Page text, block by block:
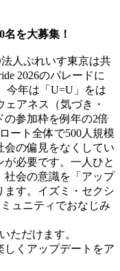
を大募集！
人ぷれいす東京は共
2026のパレードに
今年は「U=U」をは
アネス（気づき・
参加枠を例年の2倍
ート全体で500人規模
会の偏見をなくしてい
が必要です。一人ひと
社会の意識を「アップ
ます。イズミ・セクシ
ュニティでおなじみ
ただけます。
しくアップデートをア